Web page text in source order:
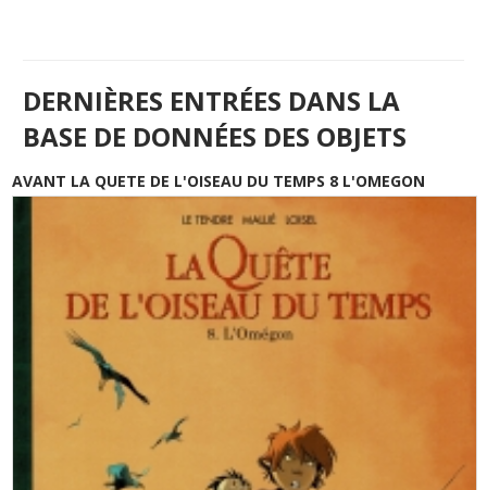
DERNIÈRES ENTRÉES DANS LA
BASE DE DONNÉES DES OBJETS
AVANT LA QUETE DE L'OISEAU DU TEMPS 8 L'OMEGON